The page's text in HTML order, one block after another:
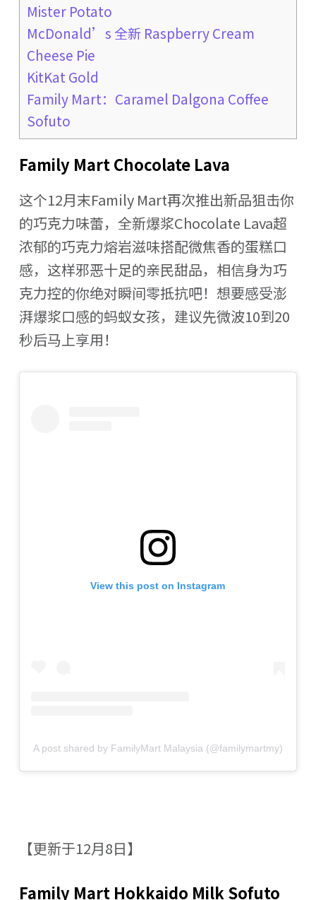
Mister Potato
McDonald’s 全新 Raspberry Cream
Cheese Pie
KitKat Gold
Family Mart：Caramel Dalgona Coffee
Sofuto
Family Mart Chocolate Lava
这个12月末Family Mart再次推出新品狙击你
的巧克力味蕾，全新爆浆Chocolate Lava超
浓郁的巧克力熔岩滋味搭配微焦香的蛋糕口
感，这样邪恶十足的亲民甜品，相信身为巧
克力控的你绝对瞬间零抵抗吧！想要感受澎
湃爆浆口感的蚂蚁女孩，建议先微波10到20
秒后马上享用！
View this post on Instagram
A post shared by FamilyMart Malaysia (@familymartmy)
【更新于12月8日】
Family Mart Hokkaido Milk Sofuto